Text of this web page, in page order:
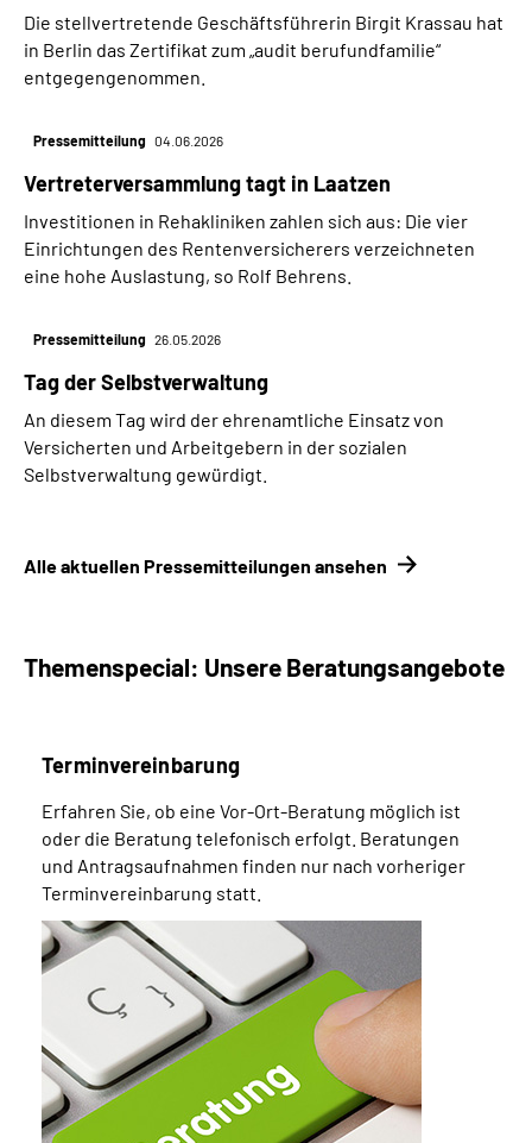
Die stellvertretende Geschäftsführerin Birgit Krassau hat
in Berlin das Zertifikat zum „audit berufundfamilie“
entgegengenommen.
Pressemitteilung 04.06.2026
Vertreterversammlung tagt in Laatzen
Investitionen in Rehakliniken zahlen sich aus: Die vier
Einrichtungen des Rentenversicherers verzeichneten
eine hohe Auslastung, so Rolf Behrens.
Pressemitteilung 26.05.2026
Tag der Selbstverwaltung
An diesem Tag wird der ehrenamtliche Einsatz von
Versicherten und Arbeitgebern in der sozialen
Selbstverwaltung gewürdigt.
Alle aktuellen Pressemitteilungen ansehen
Themenspecial: Unsere Beratungsangebote
Terminvereinbarung
Erfahren Sie, ob eine Vor-Ort-Beratung möglich ist
oder die Beratung telefonisch erfolgt. Beratungen
und Antragsaufnahmen finden nur nach vorheriger
Terminvereinbarung statt.